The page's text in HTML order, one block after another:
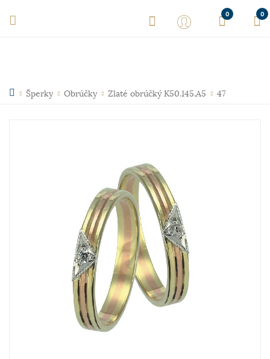
0 0
Šperky Obrúčky Zlaté obrúčký K50.145.A5 47